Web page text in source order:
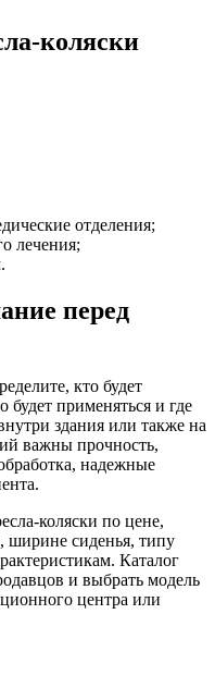
коляски
отделения;
лечения;
перед
кто будет
будет применяться и где
здания или также на
важны прочность,
надежные
коляски по цене,
ширине сиденья, типу
Каталог
и выбрать модель
центра или